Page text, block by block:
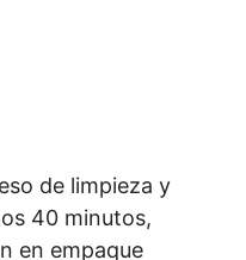
de limpieza y
40 minutos,
en empaque